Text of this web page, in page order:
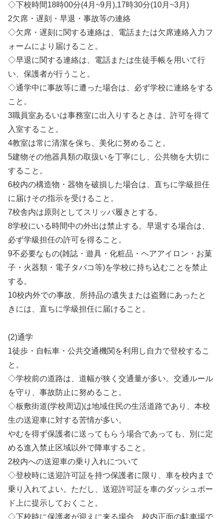
◇下校時間18時00分(4月~9月),17時30分(10月~3月)
2欠席・遅刻・早退・事故等の連絡
◇欠席・遅刻に関する連絡は、電話または欠席連絡入力フ
ォームにより届けること。
◇早退に関する連絡は、電話または生徒手帳を用いて行
い、保護者が行うこと。
◇通学中に事故等に遭った場合は、必ず学校に連絡をする
こと。
3職員室あるいは事務室に出入りするときは、許可を得て
入室すること。
4教室は常に清潔を保ち、美化に努めること。
5建物その他器具類の取扱いを丁寧にし、公共物を大切に
すること。
6校内の構造物・器物を破損した場合は、直ちに学級担任
に届けその指示を受けること。
7校舎内は原則としてスリッパ履きとする。
8学校にいる時間中の外出は禁止する。早退する場合は、
必ず学級担任の許可を得ること。
9不必要なもの(雑誌・遊具・化粧品・ヘアアイロン・お菓
子・火器類・電子タバコ等)を学校に持ち込むことを禁止
する。
10校内外での事故、所持品の遺失または盗難にあったと
きには、直ちに学級担任に届けること。
(2)通学
1徒歩・自転車・公共交通機関を利用し自力で登校するこ
と。
◇学校前の道路は、道幅が狭く交通量が多い。交通ルール
を守り、事故防止に努めること。
◇板敷街道(学校周辺)は地域住民の生活道路であり、本校
生の送迎車に対する苦情が多い。
やむを得ず保護者に送ってもらう場合であっても、別に定
める進入禁止区域以外で降車すること。
2校内への送迎車の乗り入れについて
◇登校時に送迎許可証を持つ保護者に限り、車を校内まで
乗り入れてよい。ただし、送迎許可証を車のダッシュボー
ド上に提示しておくこと。
◇下校時に保護者が迎えに来る場合、校内正面の駐車場で